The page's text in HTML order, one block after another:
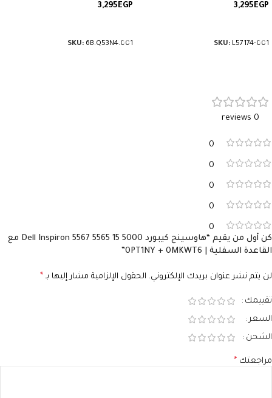
L57174-001.
3,295EGP
SKU: L57174-001
3,295EGP
SKU: 6B.Q53N4.001
0 reviews
0
0
0
0
0
كن أول من يقيم “هاوسينج كيبورد Dell Inspiron 5567 5565 15 5000 مع
القاعدة السفلية | 0PT1NY + 0MKWT6”
لن يتم نشر عنوان بريدك الإلكتروني. الحقول الإلزامية مشار إليها بـ *
تقييمك
السعر
الشحن
مراجعتك *